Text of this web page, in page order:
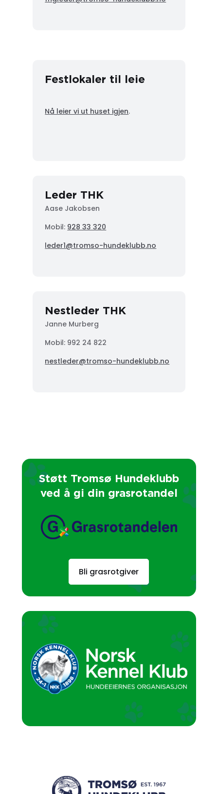
Festlokaler til leie
Nå leier vi ut huset igjen.
Leder THK
Aase Jakobsen
Mobil: 928 33 320
leder1@tromso-hundeklubb.no
Nestleder THK
Janne Murberg
Mobil: 992 24 822
nestleder@tromso-hundeklubb.no
Støtt Tromsø Hundeklubb
ved å gi din grasrotandel
Bli grasrotgiver